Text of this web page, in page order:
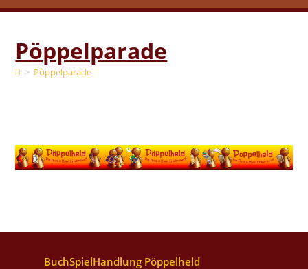
Pöppelparade
> Pöppelparade
BuchSpielHandlung Pöppelheld